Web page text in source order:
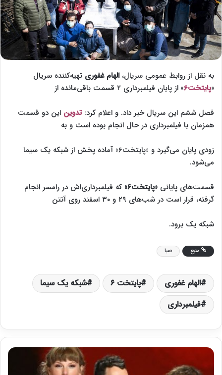
X ی
ل
به نقل از روابط عمومی سریال،الهام غفوری تهیه‌کننده‌ سریال
«پایتخت6 » از پایان فیلمبرداری ۲ قسمت باقی‌مانده از
فصل ششم این سریال خبر داد. و اعلام کرد:تدوین این دو قسمت
همزمان با فیلمبرداری در حال انجام بوده است و به
زودی پایان می‌گیرد و «پایتخت6» آماده‌ پخش از شبکه‌ یک سیما
می‌شود‌.
قسمت‌های پایانی «پایتخت۶»
که فیلمبرداری‌اش در رامسر انجام
گرفته، قرار است در شب‌های ۲۹ و ۳۰ اسفند روی آنتن
شبکه‌ یک برود.
منبع صبا
الهام غفوری پایتخت ۶
شبکه یک سیما
فیلمبرداری
ج